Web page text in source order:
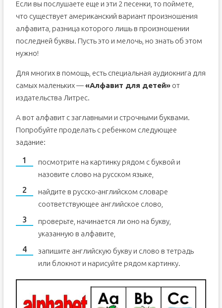
Если вы послушаете еще и эти 2 песенки, то поймете,
что существует американский вариант произношения
алфавита, разница которого лишь в произношении
последней буквы. Пусть это и мелочь, но знать об этом
нужно!
Для многих в помощь, есть специальная аудиокнига для
самых маленьких —«Алфавит для детей»от
издательства Литрес.
А вот алфавит с заглавными и строчными буквами.
Попробуйте проделать с ребенком следующее
задание:
посмотрите на картинку рядом с буквой и
назовите слово на русском языке,
найдите в русско-английском словаре
соответствующее английское слово,
проверьте, начинается ли оно на букву,
указанную в алфавите,
запишите английскую букву и слово в тетрадь
или блокнот и нарисуйте рядом картинку.